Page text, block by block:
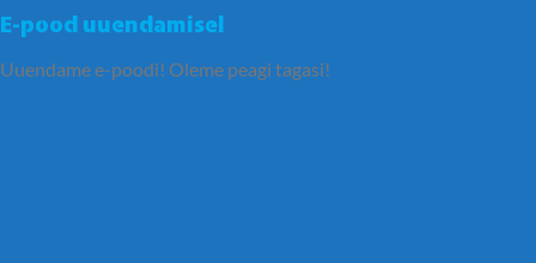
E-pood uuendamisel
Uuendame e-poodi! Oleme peagi tagasi!